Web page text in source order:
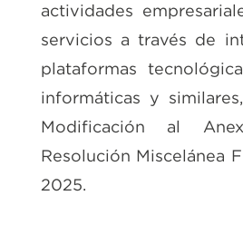
actividades
servicios a través de
plataformas
informáticas y
Modificación al
Resolución Miscelánea
2025.